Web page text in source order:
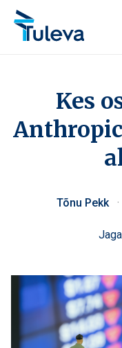
Liigu edasi sisu juurde
Kes
Tõnu Pekk ·